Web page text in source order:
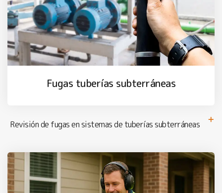
Fugas tuberías subterráneas
Revisión de fugas en sistemas de tuberías subterráneas